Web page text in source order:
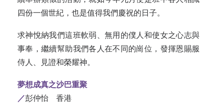
四份一個世紀，也是值得我們慶祝的日子。
求神悅納我們這班軟弱、無用的僕人和使女之心志與
事奉，繼續幫助我們各人在不同的崗位，發揮恩賜服
侍人、見證和榮耀神。
夢想成真之沙巴重聚
／彭仲怡 香港